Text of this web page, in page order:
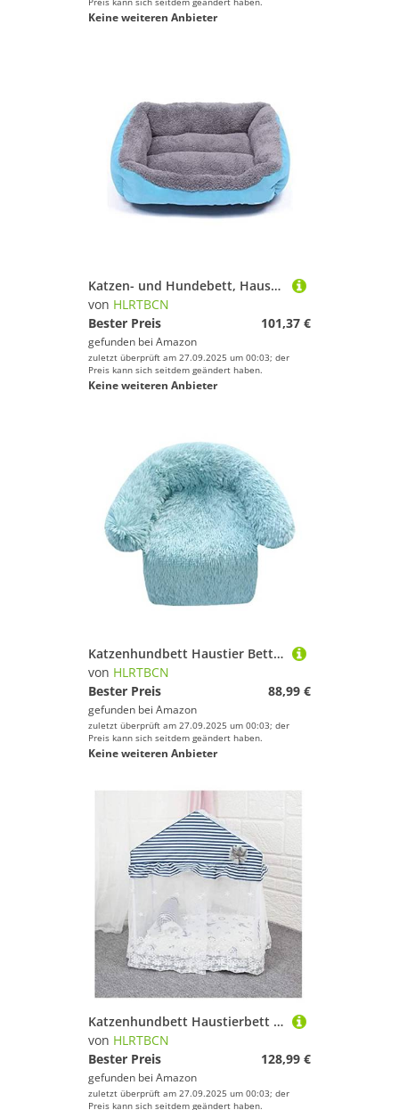
Keine weiteren Anbieter
Katzen- und Hundebett, Haustierbett, Hundebett für kleine, mittelgroße und große Hunde, großer Korb, Haustierhaus, wasserdichte Unterseite, weiches Fleece, warmes Katzenbett, Sofa, Haus, Hundebett
von HLRTBCN
Bester Preis
101,37 €
gefunden bei Amazon
zuletzt überprüft am 27.09.2025 um 00:03; der
Preis kann sich seitdem geändert haben.
Keine weiteren Anbieter
Katzenhundbett Haustier Bett Zwinger Haustier Betthund Matte Sofa Hundebett verdickte weiche Kissen Decke Kissen Hauswaschbar Teppich warmes Katzenbett -Hundebett -Sofa (Blau: Blau, Größe: 60 * 80
von HLRTBCN
Bester Preis
88,99 €
gefunden bei Amazon
zuletzt überprüft am 27.09.2025 um 00:03; der
Preis kann sich seitdem geändert haben.
Keine weiteren Anbieter
Katzenhundbett Haustierbett Zwinger Luxus Hundehaus Prinzessin Zelt Zwinger Nest Matte Hundehaus Katzenbett für kleine mittlere Hunde Haustier Bett Sofa Teddy House Hundebett Welpe Sofa (blau: Blau,
von HLRTBCN
Bester Preis
128,99 €
gefunden bei Amazon
zuletzt überprüft am 27.09.2025 um 00:03; der
Preis kann sich seitdem geändert haben.